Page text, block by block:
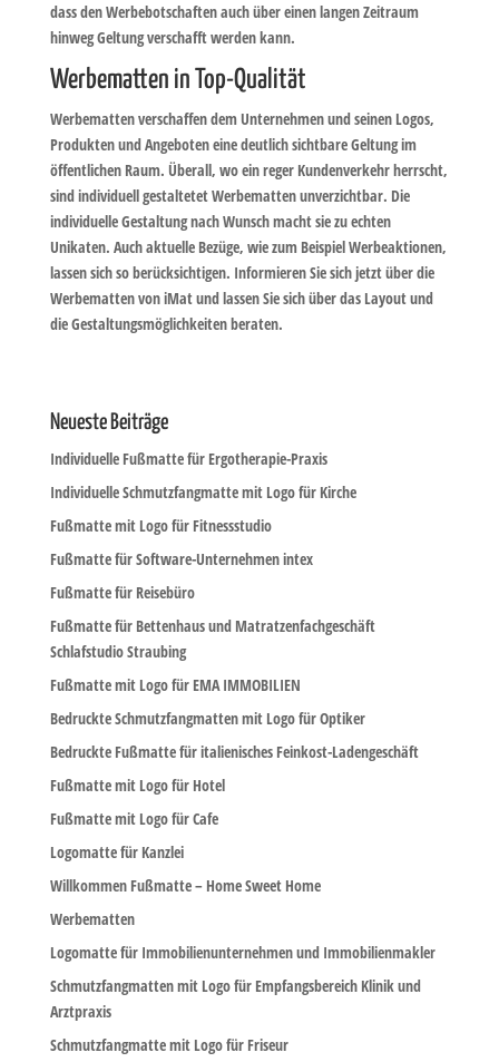
dass den Werbebotschaften auch über einen langen Zeitraum
hinweg Geltung verschafft werden kann.
Werbematten in Top-Qualität
Werbematten verschaffen dem Unternehmen und seinen Logos,
Produkten und Angeboten eine deutlich sichtbare Geltung im
öffentlichen Raum. Überall, wo ein reger Kundenverkehr herrscht,
sind individuell gestaltetet Werbematten unverzichtbar. Die
individuelle Gestaltung nach Wunsch macht sie zu echten
Unikaten. Auch aktuelle Bezüge, wie zum Beispiel Werbeaktionen,
lassen sich so berücksichtigen. Informieren Sie sich jetzt über die
Werbematten von iMat und lassen Sie sich über das Layout und
die Gestaltungsmöglichkeiten beraten.
Neueste Beiträge
Individuelle Fußmatte für Ergotherapie-Praxis
Individuelle Schmutzfangmatte mit Logo für Kirche
Fußmatte mit Logo für Fitnessstudio
Fußmatte für Software-Unternehmen intex
Fußmatte für Reisebüro
Fußmatte für Bettenhaus und Matratzenfachgeschäft
Schlafstudio Straubing
Fußmatte mit Logo für EMA IMMOBILIEN
Bedruckte Schmutzfangmatten mit Logo für Optiker
Bedruckte Fußmatte für italienisches Feinkost-Ladengeschäft
Fußmatte mit Logo für Hotel
Fußmatte mit Logo für Cafe
Logomatte für Kanzlei
Willkommen Fußmatte – Home Sweet Home
Werbematten
Logomatte für Immobilienunternehmen und Immobilienmakler
Schmutzfangmatten mit Logo für Empfangsbereich Klinik und
Arztpraxis
Schmutzfangmatte mit Logo für Friseur